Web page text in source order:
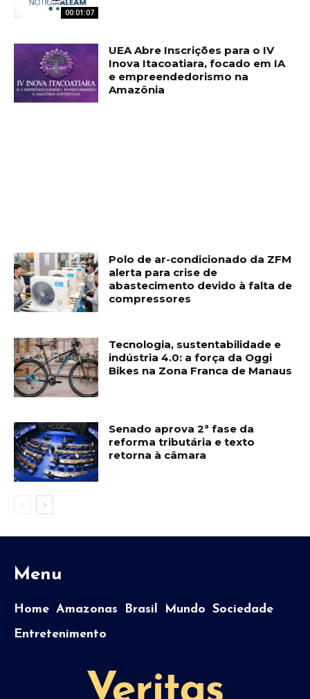
00:01:07
UEA Abre Inscrições para o IV
Inova Itacoatiara, focado em IA
e empreendedorismo na
Amazônia
Polo de ar-condicionado da ZFM
alerta para crise de
abastecimento devido à falta de
compressores
Tecnologia, sustentabilidade e
indústria 4.0: a força da Oggi
Bikes na Zona Franca de Manaus
Senado aprova 2ª fase da
reforma tributária e texto
retorna à câmara
Menu
Home Amazonas Brasil Mundo Sociedade
Entretenimento